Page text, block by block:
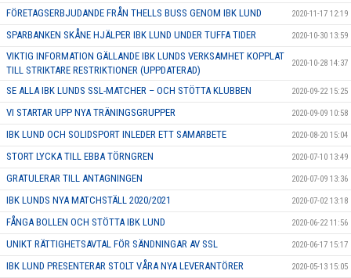
FÖRETAGSERBJUDANDE FRÅN THELLS BUSS GENOM IBK LUND 2020-11-17 12:19
SPARBANKEN SKÅNE HJÄLPER IBK LUND UNDER TUFFA TIDER 2020-10-30 13:59
VIKTIG INFORMATION GÄLLANDE IBK LUNDS VERKSAMHET KOPPLAT
TILL STRIKTARE RESTRIKTIONER (UPPDATERAD)
2020-10-28 14:37
SE ALLA IBK LUNDS SSL-MATCHER – OCH STÖTTA KLUBBEN 2020-09-22 15:25
VI STARTAR UPP NYA TRÄNINGSGRUPPER 2020-09-09 10:58
IBK LUND OCH SOLIDSPORT INLEDER ETT SAMARBETE 2020-08-20 15:04
STORT LYCKA TILL EBBA TÖRNGREN 2020-07-10 13:49
GRATULERAR TILL ANTAGNINGEN 2020-07-09 13:36
IBK LUNDS NYA MATCHSTÄLL 2020/2021 2020-07-02 13:18
FÅNGA BOLLEN OCH STÖTTA IBK LUND 2020-06-22 11:56
UNIKT RÄTTIGHETSAVTAL FÖR SÄNDNINGAR AV SSL 2020-06-17 15:17
IBK LUND PRESENTERAR STOLT VÅRA NYA LEVERANTÖRER 2020-05-13 15:05